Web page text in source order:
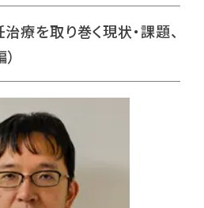
療を取り巻く現状・課題、